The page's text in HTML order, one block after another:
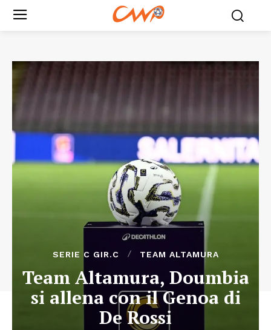
SERIE C GIR.C TEAM ALTAMURA
Team Altamura, Doumbia
si allena con il Genoa di
De Rossi